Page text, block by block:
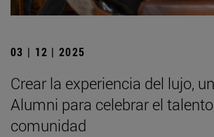
03 | 12 | 2025
Crear la experiencia del lujo,
Alumni para celebrar el
comunidad